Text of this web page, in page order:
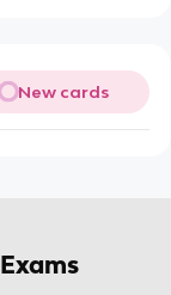
New cards
Exams